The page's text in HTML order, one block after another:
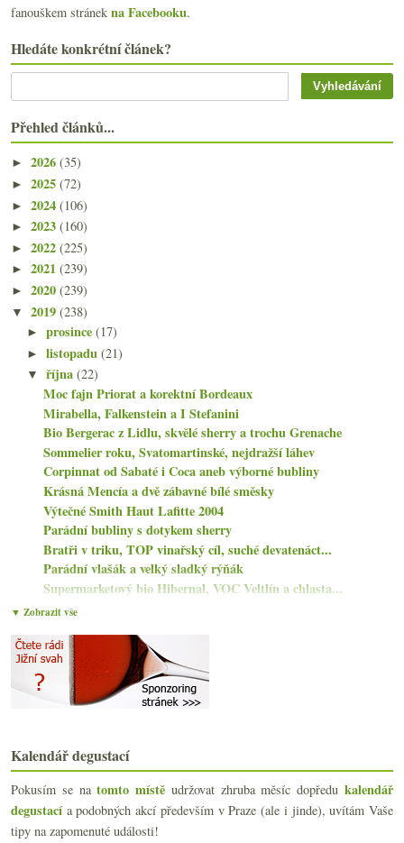
fanouškem stránek na Facebooku.
Hledáte konkrétní článek?
Přehled článků...
► 2026 (35)
► 2025 (72)
► 2024 (106)
► 2023 (160)
► 2022 (225)
► 2021 (239)
► 2020 (239)
▼ 2019 (238)
►prosince(17)
►listopadu(21)
▼října(22)
Moc fajn Priorat a korektní Bordeaux
Mirabella, Falkenstein a I Stefanini
Bio Bergerac z Lidlu, skvělé sherry a trochu Grenache
Sommelier roku, Svatomartinské, nejdražší láhev
Corpinnat od Sabaté i Coca aneb výborné bubliny
Krásná Mencía a dvě zábavné bílé směsky
Výtečné Smith Haut Lafitte 2004
Parádní bubliny s dotykem sherry
Bratři v triku, TOP vinařský cíl, suché devatenáct...
Parádní vlašák a velký sladký rýňák
Supermarketový bio Hibernal, VOC Veltlín a chlasta...
Rulandské šedé tak trochu jinak… K.O.
Betonový Sauvignon s Pálavou a výtečný Tramín
Jean-Bernard Delmas, Ribera del Duero v bílé, USA ...
Zajímavý alsaský crémant a revoluce od Doyarda
Naturální Beaujolais a klasika z Bordeaux
Barbera a skvělé Nebbiolo od La Ca'Növa
Le Dôme, Mumm má sklepmistra, nákupy v Burgundsku,...
Šardonka z Trenta a výtečný šampaňský Meunier
► září(21)
▼ Zobrazit vše
Kalendář degustací
Pokusím se natomto místě udržovat zhruba měsíc dopředukalendář
degustacía podobných akcí především v Praze (ale i jinde), uvítám Vaše
tipy na zapomenuté události!